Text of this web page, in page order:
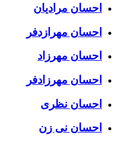
احسان مرادیان
احسان مهرازدفر
احسان مهرزاد
احسان مهرزادفر
احسان نظری
احسان نی زن